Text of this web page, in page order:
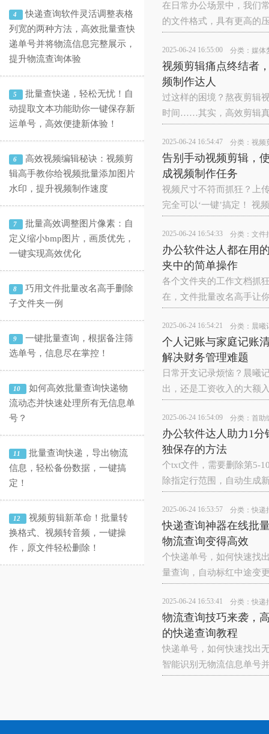
4
快递查询软件灵活调整表格
列宽的两种方法，高效批量查快
递单号并将物流信息完整展示，
提升物流查询体验
5
批量查快递，轻松无忧！自
动提取文本功能助你一键保存新
运单号，高效便捷新体验！
6
高效视频编辑秘诀：视频剪
辑高手教你给视频批量添加图片
水印，提升视频制作速度
7
批量高效调整图片像素：自
定义缩小bmp图片，画质优先，
一键实现高效优化
8
巧用文件批量改名高手删除
子文件夹一例
9
一键批量查询，根据备注筛
选单号，信息尽在掌控！
10
如何高效批量查询快递物
流动态并快速处理所有无信息单
号？
11
批量查询快递，导出物流
信息，轻松备份数据，一键搞
定！
12
视频剪辑新革命！批量转
换格式、视频转音频，一键操
作，原文件轻松删除！
在日常办公场景中，我们
的文件格式，具有更高的
2025-06-24 16:55:00 分类： 媒体
视频剪辑痛点终结者
频制作达人
过这样的困境？熬夜剪辑
时间……其实，高效剪辑真
2025-06-24 16:54:47 分类： 视频
告别手动视频剪辑，
成视频制作任务
视频尺寸不符而抓狂？上
完全可以‘一键’搞定！‌ ‌视
2025-06-24 16:54:33 分类： 文件
办公软件达人都在用
夹中的简单操作
各个文件夹的工作文档抓
在，‌文件批量改名高手‌让
2025-06-24 16:54:21 分类： 晨曦
个人记账与家庭记账
解决财务管理难题
日常开支记录烦恼？晨曦
出，还是工资收入的大额
2025-06-24 16:54:09 分类： 首助
办公软件达人助力1
独保存的方法
个txt文件，需要删除第5-
除指定行范围，自动生成
2025-06-24 16:53:57 分类： 快递
快递查询神器在线批
物流查询变得高效
个快递单号，如何快速找
量查询，自动标红中途变
2025-06-24 16:53:41 分类： 快递
物流查询技巧来袭，
的快递查询教程
快递单号，如何快速找出
智能识别无物流信息单号